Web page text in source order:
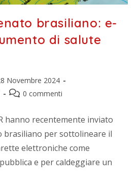
brasiliano: e-
di salute
Novembre 2024
0 commenti
hanno recentemente inviato
brasiliano per sottolineare il
elettroniche come
e per caldeggiare un